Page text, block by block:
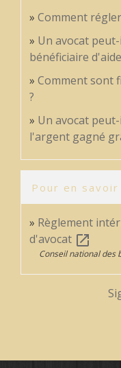
Comment
Un avocat
bénéficiaire
Comment sont
?
Un avocat
l'argent gagné
Pour en savoir
Règlement
d'avocat open_in_new
Conseil national des